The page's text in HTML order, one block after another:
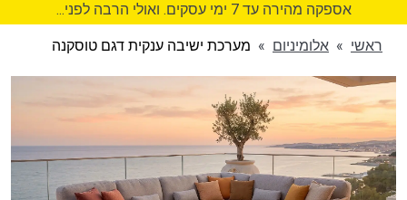
אספקה מהירה עד 7 ימי עסקים. ואולי הרבה לפני...
ראשי » אלומיניום » מערכת ישיבה ענקית דגם טוסקנה